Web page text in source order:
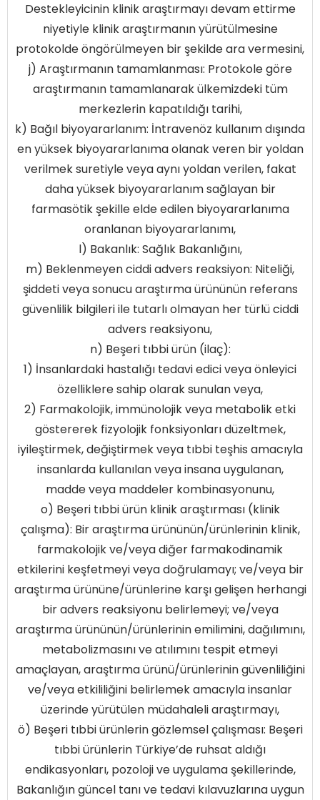
Destekleyicinin klinik araştırmayı devam ettirme
niyetiyle klinik araştırmanın yürütülmesine
protokolde öngörülmeyen bir şekilde ara vermesini,
j) Araştırmanın tamamlanması: Protokole göre
araştırmanın tamamlanarak ülkemizdeki tüm
merkezlerin kapatıldığı tarihi,
k) Bağıl biyoyararlanım: İntravenöz kullanım dışında
en yüksek biyoyararlanıma olanak veren bir yoldan
verilmek suretiyle veya aynı yoldan verilen, fakat
daha yüksek biyoyararlanım sağlayan bir
farmasötik şekille elde edilen biyoyararlanıma
oranlanan biyoyararlanımı,
l) Bakanlık: Sağlık Bakanlığını,
m) Beklenmeyen ciddi advers reaksiyon: Niteliği,
şiddeti veya sonucu araştırma ürününün referans
güvenlilik bilgileri ile tutarlı olmayan her türlü ciddi
advers reaksiyonu,
n) Beşeri tıbbi ürün (ilaç):
1) İnsanlardaki hastalığı tedavi edici veya önleyici
özelliklere sahip olarak sunulan veya,
2) Farmakolojik, immünolojik veya metabolik etki
göstererek fizyolojik fonksiyonları düzeltmek,
iyileştirmek, değiştirmek veya tıbbi teşhis amacıyla
insanlarda kullanılan veya insana uygulanan,
madde veya maddeler kombinasyonunu,
o) Beşeri tıbbi ürün klinik araştırması (klinik
çalışma): Bir araştırma ürününün/ürünlerinin klinik,
farmakolojik ve/veya diğer farmakodinamik
etkilerini keşfetmeyi veya doğrulamayı; ve/veya bir
araştırma ürününe/ürünlerine karşı gelişen herhangi
bir advers reaksiyonu belirlemeyi; ve/veya
araştırma ürününün/ürünlerinin emilimini, dağılımını,
metabolizmasını ve atılımını tespit etmeyi
amaçlayan, araştırma ürünü/ürünlerinin güvenliliğini
ve/veya etkililiğini belirlemek amacıyla insanlar
üzerinde yürütülen müdahaleli araştırmayı,
ö) Beşeri tıbbi ürünlerin gözlemsel çalışması: Beşeri
tıbbi ürünlerin Türkiye’de ruhsat aldığı
endikasyonları, pozoloji ve uygulama şekillerinde,
Bakanlığın güncel tanı ve tedavi kılavuzlarına uygun